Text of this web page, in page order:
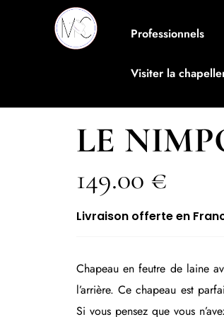
Professionnels
Visiter la
LE
149.00 €
Livraison offerte en
Chapeau en feutre de laine
l’arrière. Ce chapeau est
Si vous pensez que vous